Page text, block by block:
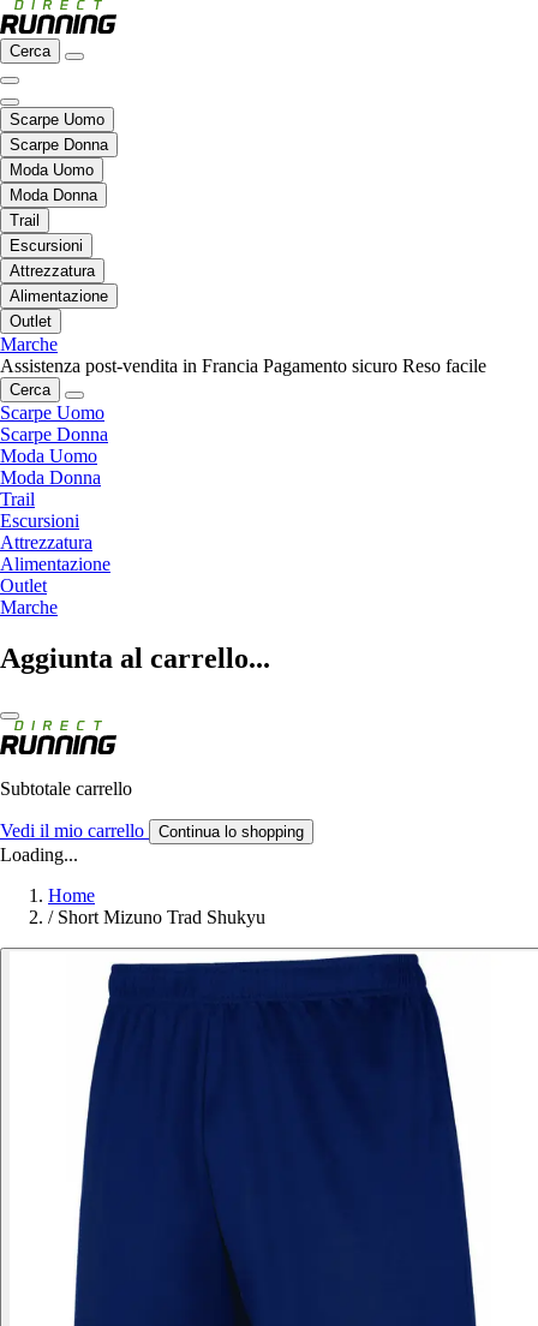
Cerca
Scarpe Uomo
Scarpe Donna
Moda Uomo
Moda Donna
Trail
Escursioni
Attrezzatura
Alimentazione
Outlet
Marche
Assistenza post-vendita in Francia Pagamento sicuro Reso facile
Cerca
Scarpe Uomo
Scarpe Donna
Moda Uomo
Moda Donna
Trail
Escursioni
Attrezzatura
Alimentazione
Outlet
Marche
Aggiunta al carrello...
Subtotale carrello
Vedi il mio carrello Continua lo shopping
Loading...
Home
/ Short Mizuno Trad Shukyu